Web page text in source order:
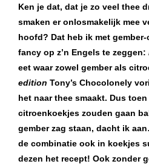
Ken je dat, dat je zo veel thee
smaken er onlosmakelijk mee
hoofd? Dat heb ik met
fancy op z’n Engels te zeggen:
eet waar zowel gember als
edition Tony’s Chocolonely
het naar thee smaakt. Dus
citroenkoekjes zouden gaan
gember zag staan, dacht ik
de combinatie ook in koekjes
dezen het recept! Ook zonder